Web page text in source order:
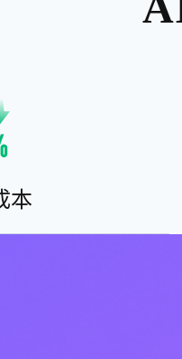
本
成本高，适合负责重度
系统需求，则可以交给
实现效益最大化。